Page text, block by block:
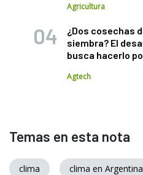
Agricultura
¿Dos cosechas
siembra? El
busca hacerlo
Agtech
Temas en esta nota
clima clima en Argentina